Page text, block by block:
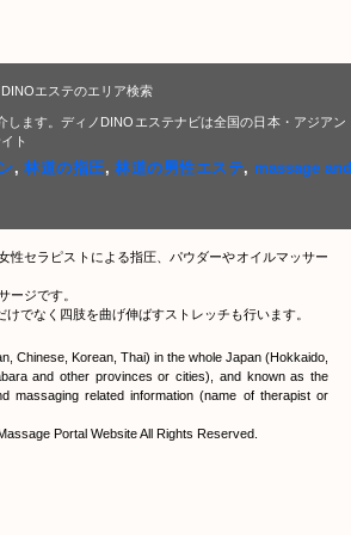
エステのエリア検索
ます。ディノDINOエステナビは全国の日本・アジアン
ト
,林道の指圧,林道の男性エステ, massage and
性セラピストによる指圧、パウダーやオイルマッサー
ージです。
でなく四肢を曲げ伸ばすストレッチも行います。
Chinese, Korean, Thai) in the whole Japan (Hokkaido,
and other provinces or cities), and known as the
related information (name of therapist or
Portal Website All Rights Reserved.